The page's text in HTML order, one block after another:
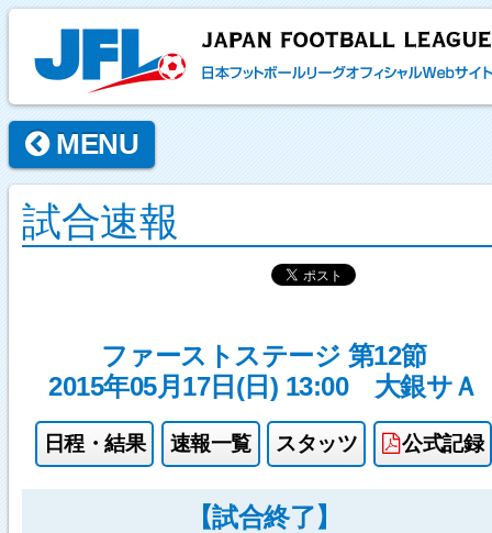
MENU
試合速報
ファーストステージ 第12節
2015年05月17日(日) 13:00
大銀サＡ
日程・結果 速報一覧 スタッツ 公式記録
【試合終了】